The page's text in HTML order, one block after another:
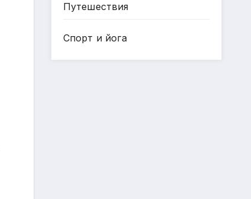
Путешествия
Спорт и йога